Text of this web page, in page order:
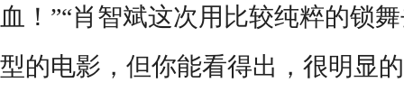
血！ ”“肖智斌这次用比较纯粹的锁
型的电影，但你能看得出，很明显